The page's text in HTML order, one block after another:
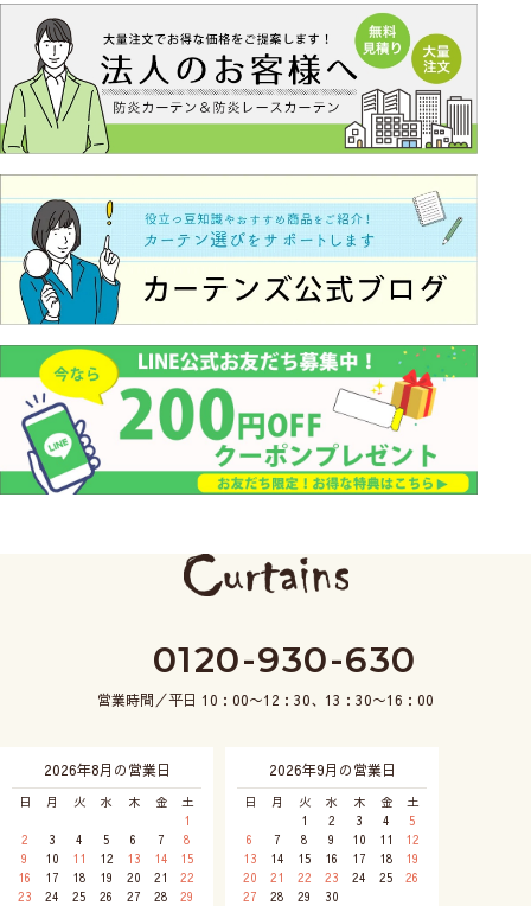
0120-930-630
営業時間／平日 10：00〜12：30、13：30〜16：00
2026年8月の営業日
日 月 火 水 木 金
土
1
2
3 4 5 6 7
8
9
10 11 12 13 14
15
16
17 18 19 20 21
22
23
24 25 26 27 28 29
2026年9月の営業日
日 月 火 水 木 金
土
1
2 3 4
5
6
7 8 9 10 11
12
13
14 15 16 17 18
19
20
21 22 23 24 25
26
27
28 29 30